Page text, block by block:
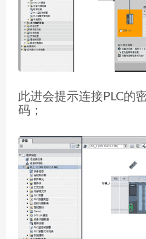
此进会提示连接PLC的
码；